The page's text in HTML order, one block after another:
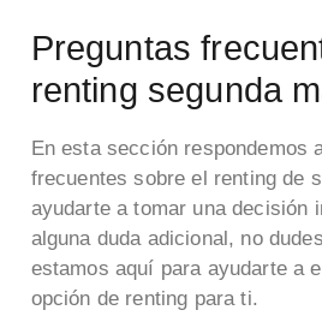
Preguntas
renting segunda
En esta sección respondemos
frecuentes sobre el renting de
ayudarte a tomar una decisión
alguna duda adicional, no
estamos aquí para ayudarte a
opción de renting para ti.